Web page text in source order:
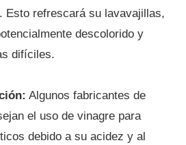
Esto refrescará su lavavajillas,
descolorido y
difíciles.
Algunos fabricantes de
el uso de vinagre para
debido a su acidez y al